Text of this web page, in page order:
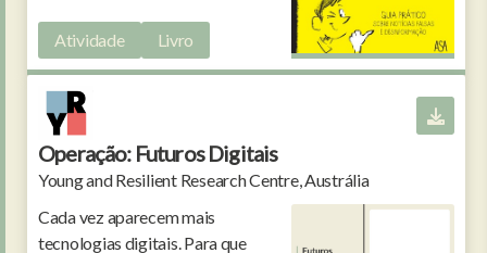
noutros contextos.
Atividade Livro
Operação: Futuros Digitais
Young and Resilient Research Centre, Austrália
Cada vez aparecem mais
tecnologias digitais. Para que